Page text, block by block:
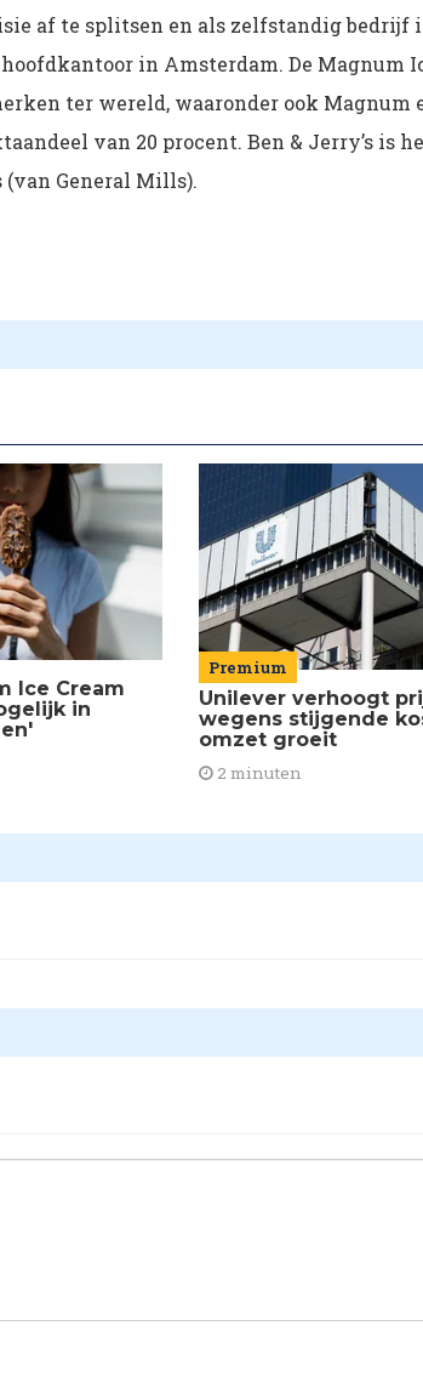
af te splitsen en als zelfstandig bedrijf
in Amsterdam. De Magnum
ter wereld, waaronder ook Magnum
van 20 procent. Ben & Jerry’s is
(van General Mills).
Ice Cream
in
Premium
Unilever verhoogt
wegens stijgende
omzet groeit
2 minuten